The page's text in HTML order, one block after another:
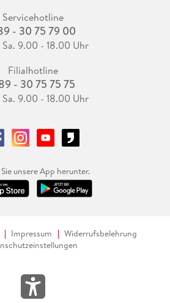
Servicehotline
- 30 75 79 00
9.00 - 18.00 Uhr
Filialhotline
- 30 75 75 75
9.00 - 18.00 Uhr
unsere App herunter.
Impressum
Widerrufsbelehrung